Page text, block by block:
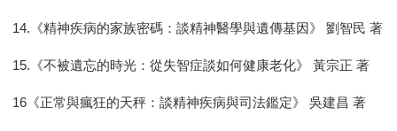
14.《精神疾病的家族密碼：談精神醫學與遺傳基因》 劉智民 著
15.《不被遺忘的時光：從失智症談如何健康老化》 黃宗正 著
16《正常與瘋狂的天秤：談精神疾病與司法鑑定》 吳建昌 著